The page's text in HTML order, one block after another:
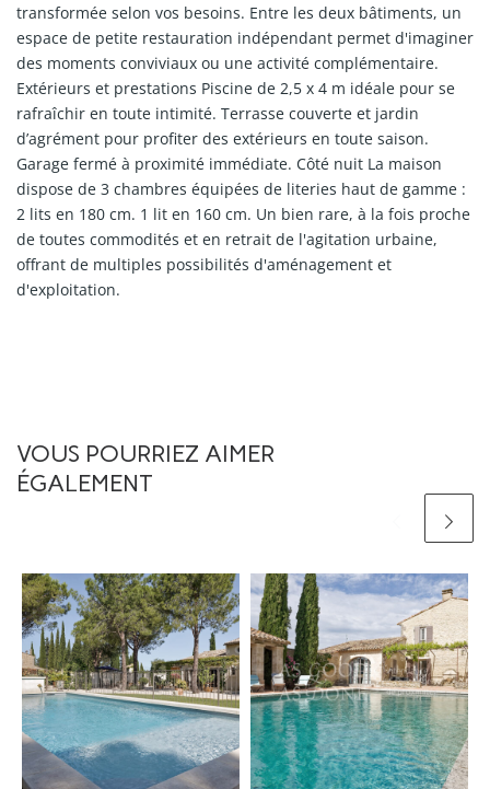
transformée selon vos besoins. Entre les deux bâtiments, un
espace de petite restauration indépendant permet d'imaginer
des moments conviviaux ou une activité complémentaire.
Extérieurs et prestations Piscine de 2,5 x 4 m idéale pour se
rafraîchir en toute intimité. Terrasse couverte et jardin
d’agrément pour profiter des extérieurs en toute saison.
Garage fermé à proximité immédiate. Côté nuit La maison
dispose de 3 chambres équipées de literies haut de gamme :
2 lits en 180 cm. 1 lit en 160 cm. Un bien rare, à la fois proche
de toutes commodités et en retrait de l'agitation urbaine,
offrant de multiples possibilités d'aménagement et
d'exploitation.
VOUS POURRIEZ AIMER
ÉGALEMENT